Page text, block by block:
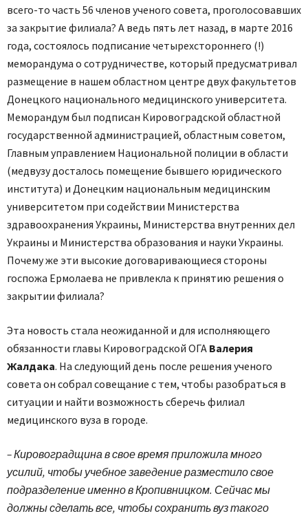
всего-то часть 56 членов ученого совета, проголосовавших
за закрытие филиала? А ведь пять лет назад, в марте 2016
года, состоялось подписание четырехстороннего (!)
меморандума о сотрудничестве, который предусматривал
размещение в нашем областном центре двух факультетов
Донецкого национального медицинского университета.
Меморандум был подписан Кировоградской областной
государственной администрацией, областным советом,
Главным управлением Национальной полиции в области
(медвузу досталось помещение бывшего юридического
института) и Донецким национальным медицинским
университетом при содействии Министерства
здравоохранения Украины, Министерства внутренних дел
Украины и Министерства образования и науки Украины.
Почему же эти высокие договаривающиеся стороны
госпожа Ермолаева не привлекла к принятию решения о
закрытии филиала?
Эта новость стала неожиданной и для исполняющего
обязанности главы Кировоградской ОГА Валерия
Жалдака. На следующий день после решения ученого
совета он собрал совещание с тем, чтобы разобраться в
ситуации и найти возможность сберечь филиал
медицинского вуза в городе.
– Кировоградщина в свое время приложила много
усилий, чтобы учебное заведение разместило свое
подразделение именно в Кропивницком. Сейчас мы
должны сделать все, чтобы сохранить вуз такого